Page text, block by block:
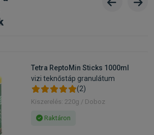
Tetra ReptoMin Sticks 1000ml
vizi teknőstáp granulátum
(2)
Kiszerelés: 220g / Doboz
Raktáron